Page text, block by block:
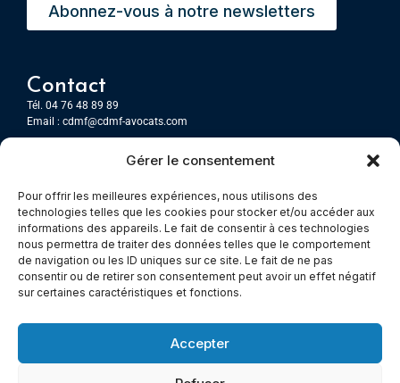
Gérer le consentement
Pour offrir les meilleures expériences, nous utilisons des
technologies telles que les cookies pour stocker et/ou accéder aux
informations des appareils. Le fait de consentir à ces technologies
nous permettra de traiter des données telles que le comportement
de navigation ou les ID uniques sur ce site. Le fait de ne pas
consentir ou de retirer son consentement peut avoir un effet négatif
sur certaines caractéristiques et fonctions.
Accepter
Abonnez-vous à notre newsletters
Contact
Tél. 04 76 48 89 89
Email : cdmf@cdmf-avocats.com
7 Place Firmin Gautier
CS 80476
38016 GRENOBLE, Cedex 1
Chambery
Immeuble le Paris
73000 Chambéry